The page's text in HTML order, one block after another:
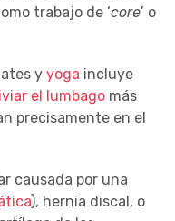
trabajo de ‘core’ o
y yoga incluye
el lumbago más
precisamente en el
causada por una
), hernia discal, o